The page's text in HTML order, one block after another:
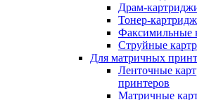
Драм-
Тонер-
Факсимильные
Струйные
Для матричных
Ленточные
принтеров
Матричные